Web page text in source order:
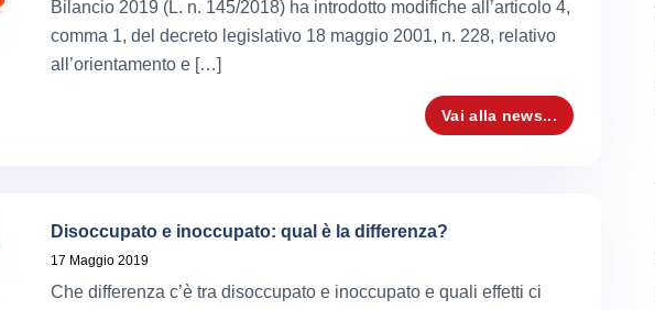
Bilancio 2019 (L. n. 145/2018) ha introdotto modifiche all’articolo 4,
comma 1, del decreto legislativo 18 maggio 2001, n. 228, relativo
all’orientamento e […]
Vai alla news...
Disoccupato e inoccupato: qual è la differenza?
17 Maggio 2019
Che differenza c’è tra disoccupato e inoccupato e quali effetti ci